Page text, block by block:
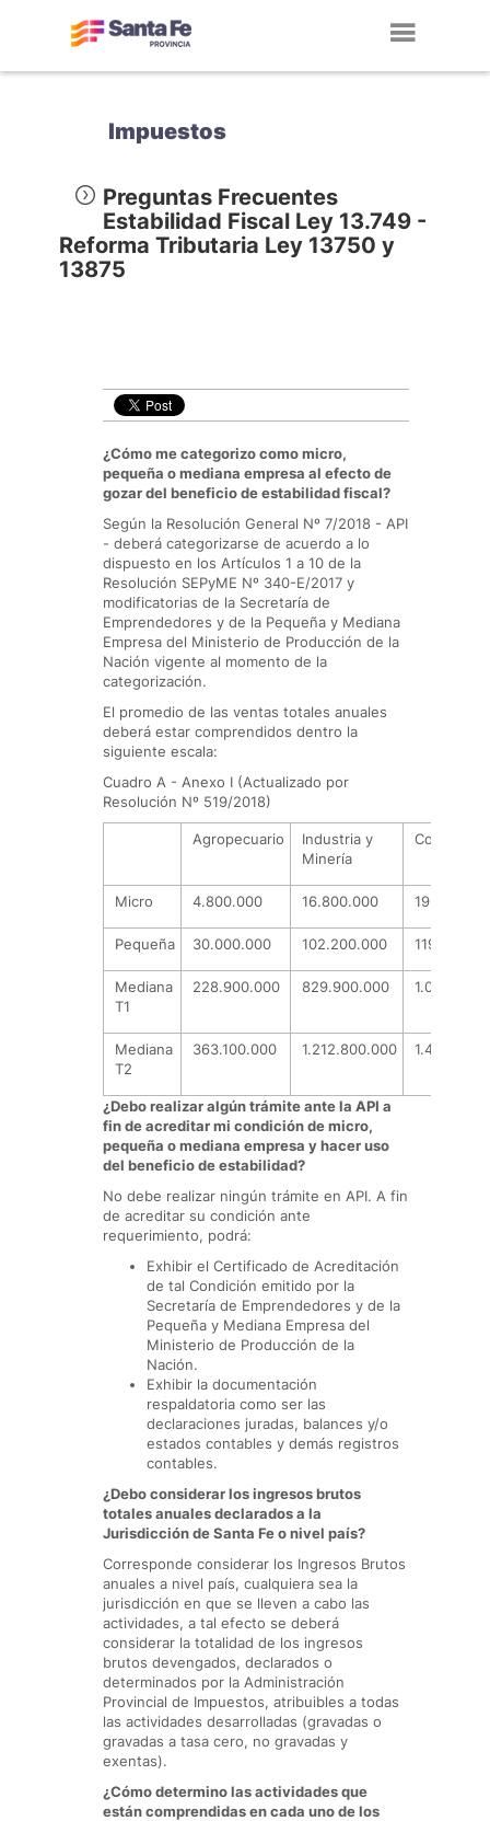
Impuestos
Preguntas Frecuentes
Estabilidad Fiscal Ley 13.749 -
Reforma Tributaria Ley 13750 y
13875
¿Cómo me categorizo como micro,
pequeña o mediana empresa al efecto de
gozar del beneficio de estabilidad fiscal?
Según la Resolución General Nº 7/2018 - API
- deberá categorizarse de acuerdo a lo
dispuesto en los Artículos 1 a 10 de la
Resolución SEPyME Nº 340-E/2017 y
modificatorias de la Secretaría de
Emprendedores y de la Pequeña y Mediana
Empresa del Ministerio de Producción de la
Nación vigente al momento de la
categorización.
El promedio de las ventas totales anuales
deberá estar comprendidos dentro la
siguiente escala:
Cuadro A - Anexo I (Actualizado por
Resolución Nº 519/2018)
Agropecuario
Industria y
Minería
Comercio
Micro 4.800.000 16.800.000 19.800.000
Pequeña 30.000.000 102.200.000
Mediana
T1
228.900.000 829.900.000
Mediana
T2
363.100.000 1.212.800.000
¿Debo realizar algún trámite ante la API a
fin de acreditar mi condición de micro,
pequeña o mediana empresa y hacer uso
del beneficio de estabilidad?
No debe realizar ningún trámite en API. A fin
de acreditar su condición ante
requerimiento, podrá:
Exhibir el Certificado de Acreditación
de tal Condición emitido por la
Secretaría de Emprendedores y de la
Pequeña y Mediana Empresa del
Ministerio de Producción de la
Nación.
Exhibir la documentación
respaldatoria como ser las
declaraciones juradas, balances y/o
estados contables y demás registros
contables.
¿Debo considerar los ingresos brutos
totales anuales declarados a la
Jurisdicción de Santa Fe o nivel país?
Corresponde considerar los Ingresos Brutos
anuales a nivel país, cualquiera sea la
jurisdicción en que se lleven a cabo las
actividades, a tal efecto se deberá
considerar la totalidad de los ingresos
brutos devengados, declarados o
determinados por la Administración
Provincial de Impuestos, atribuibles a todas
las actividades desarrolladas (gravadas o
gravadas a tasa cero, no gravadas y
exentas).
¿Cómo determino las actividades que
están comprendidas en cada uno de los